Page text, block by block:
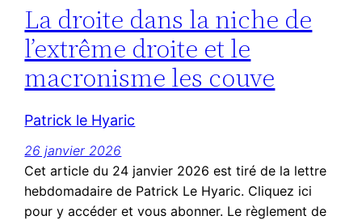
La droite dans la niche de
l’extrême droite et le
macronisme les couve
Patrick le Hyaric
26 janvier 2026
Cet article du 24 janvier 2026 est tiré de la lettre
hebdomadaire de Patrick Le Hyaric. Cliquez ici
pour y accéder et vous abonner. Le règlement de